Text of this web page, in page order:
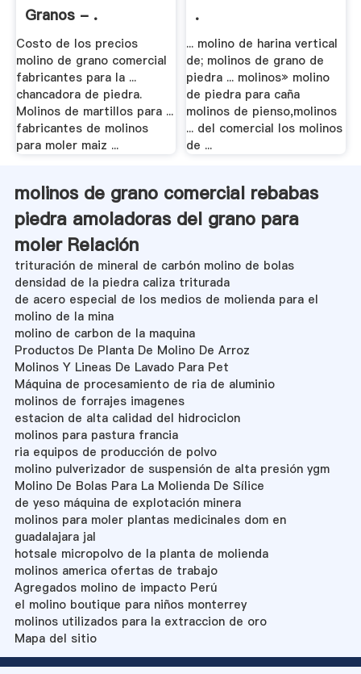
Granos - .
Costo de los precios
molino de grano comercial
fabricantes para la ...
chancadora de piedra.
Molinos de martillos para ...
fabricantes de molinos
para moler maiz ...
.
... molino de harina vertical
de; molinos de grano de
piedra ... molinos» molino
de piedra para caña
molinos de pienso,molinos
... del comercial los molinos
de ...
molinos de grano comercial rebabas
piedra amoladoras del grano para
moler Relación
trituración de mineral de carbón molino de bolas
densidad de la piedra caliza triturada
de acero especial de los medios de molienda para el
molino de la mina
molino de carbon de la maquina
Productos De Planta De Molino De Arroz
Molinos Y Lineas De Lavado Para Pet
Máquina de procesamiento de ria de aluminio
molinos de forrajes imagenes
estacion de alta calidad del hidrociclon
molinos para pastura francia
ria equipos de producción de polvo
molino pulverizador de suspensión de alta presión ygm
Molino De Bolas Para La Molienda De Sílice
de yeso máquina de explotación minera
molinos para moler plantas medicinales dom en
guadalajara jal
hotsale micropolvo de la planta de molienda
molinos america ofertas de trabajo
Agregados molino de impacto Perú
el molino boutique para niños monterrey
molinos utilizados para la extraccion de oro
Mapa del sitio